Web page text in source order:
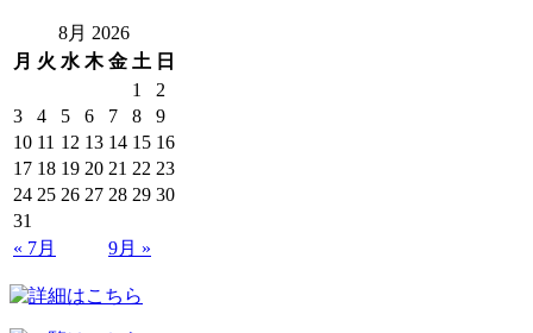
8月 2026
月 火 水 木 金 土 日
1
2
3
4 5 6 7 8
9
10 11 12 13 14 15 16
17 18 19 20 21 22 23
24 25 26 27 28 29 30
31
« 7月
9月 »